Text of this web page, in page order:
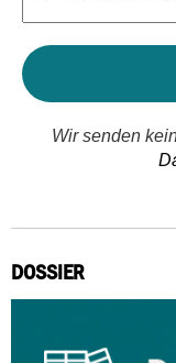
*
Wir senden
DOSSIER